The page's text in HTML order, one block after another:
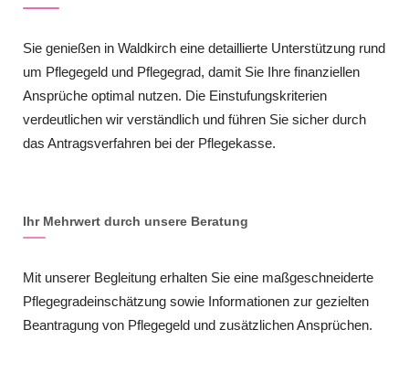
Sie genießen in Waldkirch eine detaillierte Unterstützung rund
um Pflegegeld und Pflegegrad, damit Sie Ihre finanziellen
Ansprüche optimal nutzen. Die Einstufungskriterien
verdeutlichen wir verständlich und führen Sie sicher durch
das Antragsverfahren bei der Pflegekasse.
Ihr Mehrwert durch unsere Beratung
Mit unserer Begleitung erhalten Sie eine maßgeschneiderte
Pflegegradeinschätzung sowie Informationen zur gezielten
Beantragung von Pflegegeld und zusätzlichen Ansprüchen.